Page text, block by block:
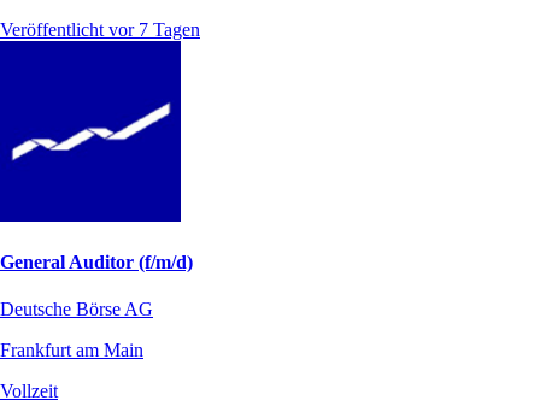
Veröffentlicht vor 7 Tagen
General Auditor (f/m/d)
Deutsche Börse AG
Frankfurt am Main
Vollzeit